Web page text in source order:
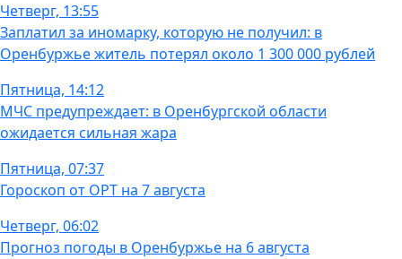
Четверг, 13:55
Заплатил за иномарку, которую не получил: в
Оренбуржье житель потерял около 1 300 000 рублей
Пятница, 14:12
МЧС предупреждает: в Оренбургской области
ожидается сильная жара
Пятница, 07:37
Гороскоп от ОРТ на 7 августа
Четверг, 06:02
Прогноз погоды в Оренбуржье на 6 августа